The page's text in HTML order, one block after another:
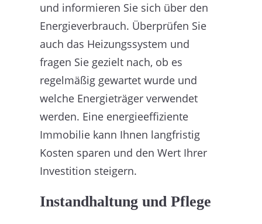
und informieren Sie sich über den
Energieverbrauch. Überprüfen Sie
auch das Heizungssystem und
fragen Sie gezielt nach, ob es
regelmäßig gewartet wurde und
welche Energieträger verwendet
werden. Eine energieeffiziente
Immobilie kann Ihnen langfristig
Kosten sparen und den Wert Ihrer
Investition steigern.
Instandhaltung und Pflege